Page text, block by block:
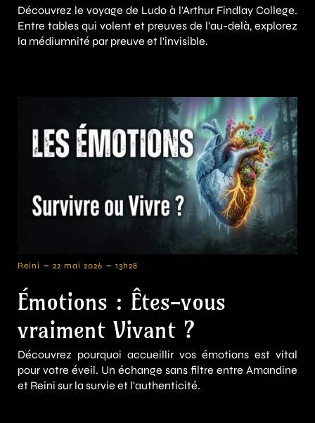
Découvrez le voyage de Ludo à l'Arthur Findlay College.
Entre tables qui volent et preuves de l'au-delà, explorez
la médiumnité par preuve et l'invisible.
Reini - 22 mai 2026 - 13h28
Émotions : Êtes-vous
vraiment Vivant ?
Découvrez pourquoi accueillir vos émotions est vital
pour votre éveil. Un échange sans filtre entre Amandine
et Reini sur la survie et l'authenticité.